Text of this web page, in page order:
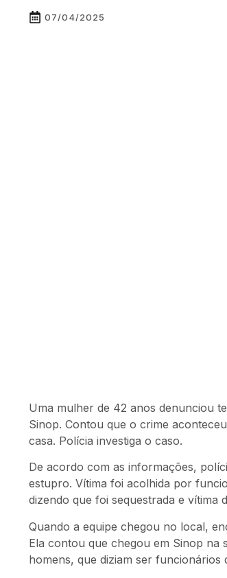
07/04/2025
Uma mulher de 42 anos denunciou
Sinop. Contou que o crime
casa. Polícia investiga o caso.
De acordo com as informações,
estupro. Vítima foi acolhida por
dizendo que foi sequestrada e vítima
Quando a equipe chegou no local,
Ela contou que chegou em Sinop na
homens, que diziam ser